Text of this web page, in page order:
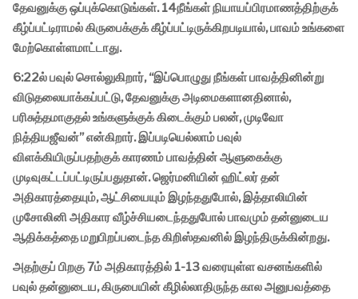
தேவனுக்கு ஒப்புக்கொடுங்கள். 14நீங்கள் நியாயப்பிரமாணத்திற்குக்
கீழ்ப்பட்டிராமல் கிருபைக்குக் கீழ்ப்பட்டிருக்கிறபடியால், பாவம் உங்களை
மேற்கொள்ளமாட்டாது.
6:22ல் பவுல் சொல்லுகிறார், “இப்பொழுது நீங்கள் பாவத்தினின்று
விடுதலையாக்கப்பட்டு, தேவனுக்கு அடிமைகளானதினால்,
பரிசுத்தமாகுதல் உங்களுக்குக் கிடைக்கும் பலன், முடிவோ
நித்தியஜீவன்” என்கிறார். இப்படியெல்லாம் பவுல்
விளக்கியிருப்பதற்குக் காரணம் பாவத்தின் ஆளுகைக்கு
முடிவுகட்டப்பட்டிருப்பதுதான். ஜெர்மனியின் ஹிட்லர் தன்
அதிகாரத்தையும், ஆட்சியையும் இழந்ததுபோல், இத்தாலியின்
முசோலினி அதிகார வீழ்ச்சியடைந்ததுபோல் பாவமும் தன்னுடைய
ஆதிக்கத்தை மறுபிறப்படைந்த கிறிஸ்தவனில் இழந்திருக்கின்றது.
அதற்குப் பிறகு 7ம் அதிகாரத்தில் 1-13 வரையுள்ள வசனங்களில்
பவுல் தன்னுடைய, கிருபையின் கீழில்லாதிருந்த கால அனுபவத்தை